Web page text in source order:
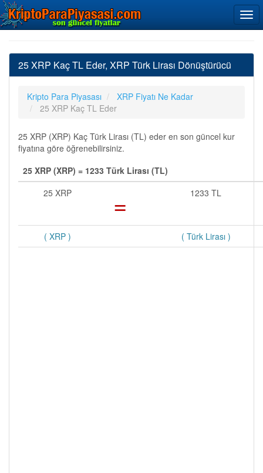
25 XRP Kaç TL Eder, XRP Türk Lirası Dönüştürücü
Kripto Para Piyasası
XRP Fiyatı Ne Kadar
25 XRP Kaç TL Eder
25 XRP (XRP) Kaç Türk Lirası (TL) eder en son güncel kur
fiyatına göre öğrenebilirsiniz.
25 XRP (XRP) = 1233 Türk Lirası (TL)
25 XRP
= 1233 TL
( XRP ) ( Türk Lirası )